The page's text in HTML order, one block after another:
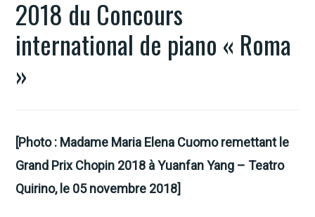
2018 du Concours
international de piano « Roma
»
[Photo : Madame Maria Elena Cuomo remettant le
Grand Prix Chopin 2018 à Yuanfan Yang – Teatro
Quirino, le 05 novembre 2018]